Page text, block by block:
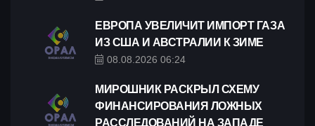
ЕВРОПА УВЕЛИЧИТ ИМПОРТ ГАЗА
ИЗ США И АВСТРАЛИИ К ЗИМЕ
08.08.2026 06:24
МИРОШНИК РАСКРЫЛ СХЕМУ
ФИНАНСИРОВАНИЯ ЛОЖНЫХ
РАССЛЕДОВАНИЙ НА ЗАПАДЕ